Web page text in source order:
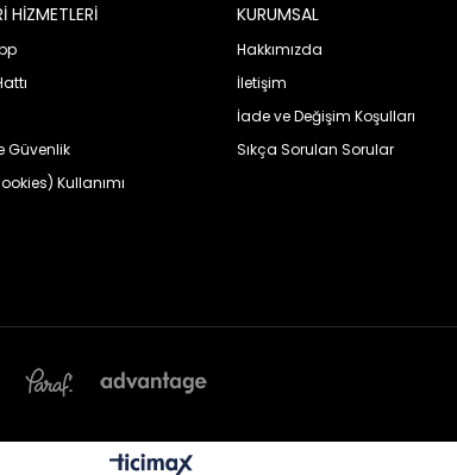
HİZMETLERİ
Güvenlik
Kullanımı
KURUMSAL
Hakkımızda
İletişim
İade ve Değişim Koşulları
Sıkça Sorulan Sorular